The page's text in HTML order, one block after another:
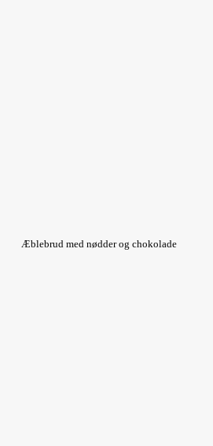
Æblebrud med nødder og chokolade